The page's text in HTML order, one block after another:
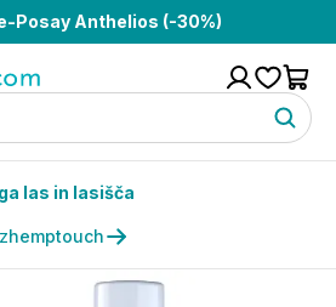
Posay Anthelios (-30%)
las in lasišča
hemptouch